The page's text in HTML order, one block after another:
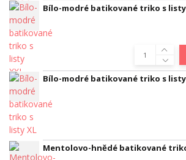
Bílo-modré batikované triko s listy
Bílo-modré batikované triko s listy
Mentolovo-hnědé batikované